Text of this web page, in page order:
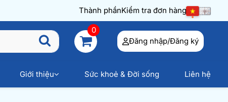
Thành phầnKiểm tra đơn hàng
0
Đăng nhập/Đăng ký
Giới thiệu Sức khoẻ & Đời sống Liên hệ